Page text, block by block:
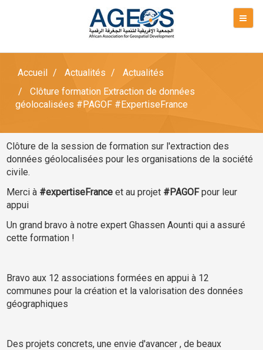
Accueil Actualités
Actualités
Clôture formation Extraction de données
géolocalisées #PAGOF #ExpertiseFrance
Clôture de la session de formation sur l'extraction des
données géolocalisées pour les organisations de la société
civile.
Merci à #expertiseFrance et au projet #PAGOFpour leur
appui
Un grand bravo à notre expert Ghassen Aounti qui a assuré
cette formation !
Bravo aux 12 associations formées en appui à 12
communes pour la création et la valorisation des données
géographiques
Des projets concrets, une envie d'avancer , de beaux